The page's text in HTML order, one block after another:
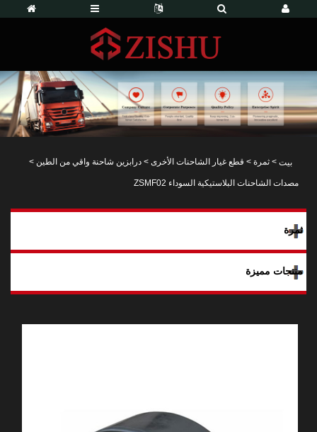
بيت > ثمرة > قطع غيار الشاحنات الأخرى > درابزين شاحنة واقي من الطين >
مصدات الشاحنات البلاستيكية السوداء ZSMF02
ثمرة
منتجات مميزة